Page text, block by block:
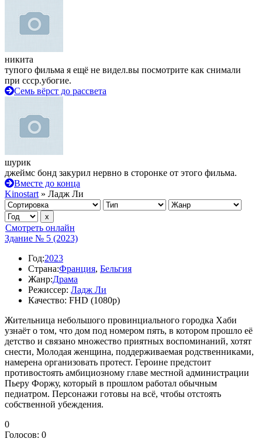
никита
тупого фильма я ещё не видел.вы посмотрите как снимали
при ссср.убогие.
Семь вёрст до рассвета
шурик
джеймс бонд закурил нервно в сторонке от этого фильма.
Вместе до конца
Kinostart » Ладж Ли
Смотреть онлайн
Здание № 5 (2023)
Год:2023
Страна:Франция, Бельгия
Жанр:Драма
Режиссер: Ладж Ли
Качество: FHD (1080p)
Жительница небольшого провинциального городка Хаби
узнаёт о том, что дом под номером пять, в котором прошло её
детство и связано множество приятных воспоминаний, хотят
снести, Молодая женщина, поддерживаемая родственниками,
намерена организовать протест. Героине предстоит
противостоять амбициозному главе местной администрации
Пьеру Форжу, который в прошлом работал обычным
педиатром. Персонажи готовы на всё, чтобы отстоять
собственной убеждения.
0
Голосов: 0